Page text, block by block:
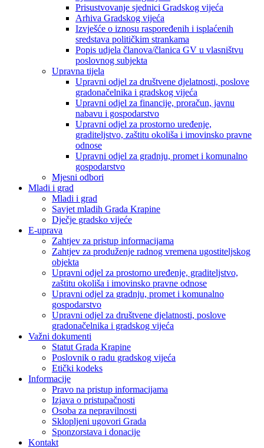
Prisustvovanje sjednici Gradskog vijeća
Arhiva Gradskog vijeća
Izvješće o iznosu raspoređenih i isplaćenih
sredstava političkim strankama
Popis udjela članova/članica GV u vlasništvu
poslovnog subjekta
Upravna tijela
Upravni odjel za društvene djelatnosti, poslove
gradonačelnika i gradskog vijeća
Upravni odjel za financije, proračun, javnu
nabavu i gospodarstvo
Upravni odjel za prostorno uređenje,
graditeljstvo, zaštitu okoliša i imovinsko pravne
odnose
Upravni odjel za gradnju, promet i komunalno
gospodarstvo
Mjesni odbori
Mladi i grad
Mladi i grad
Savjet mladih Grada Krapine
Dječje gradsko vijeće
E-uprava
Zahtjev za pristup informacijama
Zahtjev za produženje radnog vremena ugostiteljskog
objekta
Upravni odjel za prostorno uređenje, graditeljstvo,
zaštitu okoliša i imovinsko pravne odnose
Upravni odjel za gradnju, promet i komunalno
gospodarstvo
Upravni odjel za društvene djelatnosti, poslove
gradonačelnika i gradskog vijeća
Važni dokumenti
Statut Grada Krapine
Poslovnik o radu gradskog vijeća
Etički kodeks
Informacije
Pravo na pristup informacijama
Izjava o pristupačnosti
Osoba za nepravilnosti
Sklopljeni ugovori Grada
Sponzorstava i donacije
Kontakt